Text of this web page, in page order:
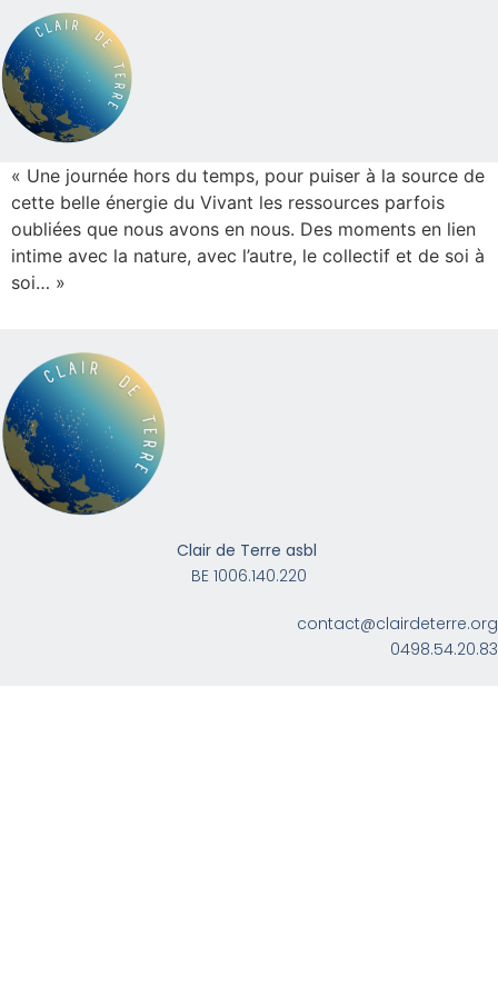
« Une journée hors du temps, pour puiser à la source de
cette belle énergie du Vivant les ressources parfois
oubliées que nous avons en nous. Des moments en lien
intime avec la nature, avec l’autre, le collectif et de soi à
soi… »
Clair de Terre asbl
BE 1006.140.220
contact@clairdeterre.org
0498.54.20.83